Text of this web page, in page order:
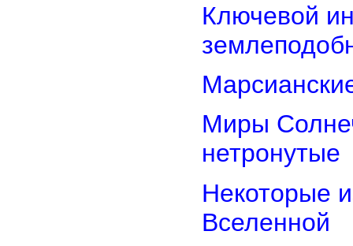
Ключевой
Миры
нетронутые
Некоторые
Вселенной